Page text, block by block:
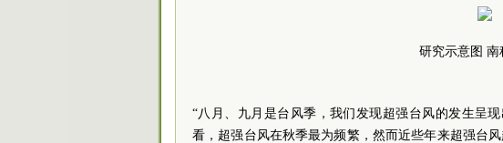
研究示意图 南
“八月、九月是台风季，我们发现超强台风的发生呈
看，超强台风在秋季最为频繁，然而近些年来超强台